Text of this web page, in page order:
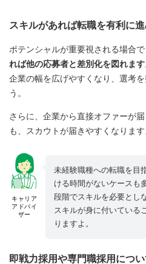
スキルがあれば転職を有利に
ポテンシャルが重要視される場合で
れば他の応募者と差別化を図れます
企業の幅を広げやすくなり、選考
う。
さらに、企業から直接オファーが
も、スカウトが届きやすくなります
キャリア
アドバイ
ザー
未経験職種への転職を目
ける時間がないケースも
段階でスキルを必要とし
スキルが身に付いている
りますよ。
即戦力採用や専門職採用につ